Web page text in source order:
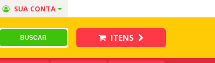
SUA CONTA
ITENS